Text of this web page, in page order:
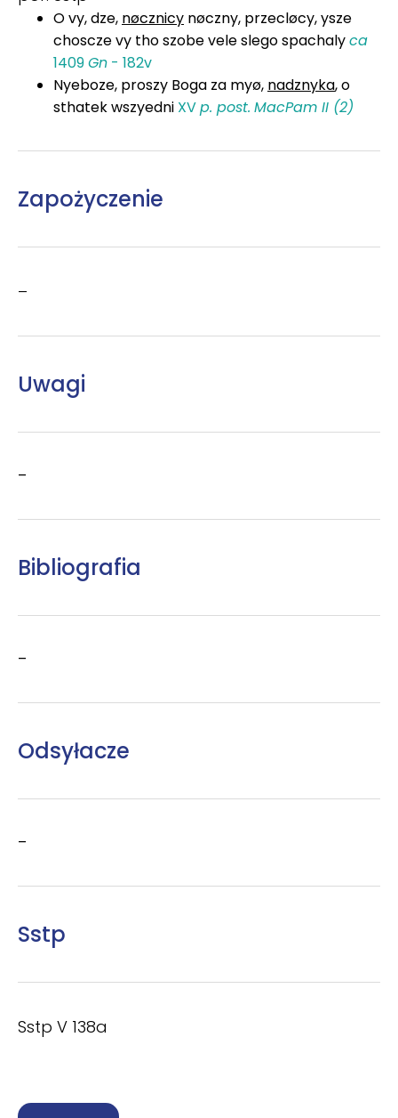
O vy, dze, nøcznicy nøczny, przecløcy, ysze
choscze vy tho szobe vele slego spachalyca
1409Gn - 182v
Nyeboze, proszy Boga za myø, nadznyka, o
sthatek wszyedni XVp. post. MacPam II (2)
Zapożyczenie
–
Uwagi
–
Bibliografia
–
Odsyłacze
–
Sstp
Sstp V 138a